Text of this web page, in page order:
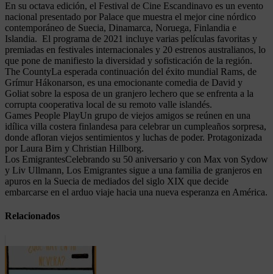
En su octava edición, el Festival de Cine Escandinavo es un evento
nacional presentado por Palace que muestra el mejor cine nórdico
contemporáneo de Suecia, Dinamarca, Noruega, Finlandia e
Islandia. El programa de 2021 incluye varias películas favoritas y
premiadas en festivales internacionales y 20 estrenos australianos, lo
que pone de manifiesto la diversidad y sofisticación de la región.
The CountyLa esperada continuación del éxito mundial Rams, de
Grímur Hákonarson, es una emocionante comedia de David y
Goliat sobre la esposa de un granjero lechero que se enfrenta a la
corrupta cooperativa local de su remoto valle islandés.
Games People PlayUn grupo de viejos amigos se reúnen en una
idílica villa costera finlandesa para celebrar un cumpleaños sorpresa,
donde afloran viejos sentimientos y luchas de poder. Protagonizada
por Laura Birn y Christian Hillborg.
Los EmigrantesCelebrando su 50 aniversario y con Max von Sydow
y Liv Ullmann, Los Emigrantes sigue a una familia de granjeros en
apuros en la Suecia de mediados del siglo XIX que decide
embarcarse en el arduo viaje hacia una nueva esperanza en América.
Relacionados